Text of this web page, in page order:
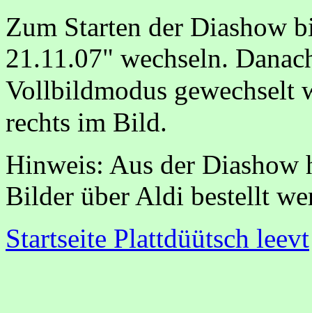
Zum Starten der Diashow
21.11.07" wechseln.
Vollbildmodus
rechts im Bild.
Hinweis: Aus der Diashow
Bilder über Aldi bestellt
Startseite Plattdüütsch leevt